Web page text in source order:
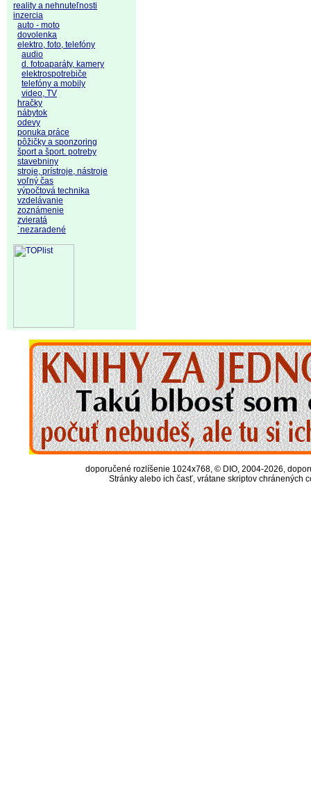
reality a nehnuteľnosti
inzercia
auto - moto
dovolenka
elektro, foto, telefóny
audio
d. fotoaparáty, kamery
elektrospotrebiče
telefóny a mobily
video, TV
hračky
nábytok
odevy
ponuka práce
pôžičky a sponzoring
šport a šport. potreby
stavebniny
stroje, prístroje, nástroje
voľný čas
výpočtová technika
vzdelávanie
zoznámenie
zvieratá
˙nezaradené
doporučené rozlíšenie 1024x768, © DIO, 2004-2026,
Stránky alebo ich časť, vrátane skriptov chránených